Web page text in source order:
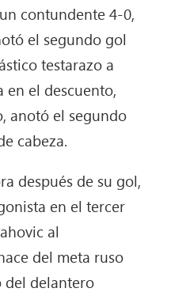
contundente 4-0,
el segundo gol
testarazo a
en el descuento,
anotó el segundo
cabeza.
después de su gol,
en el tercer
al
del meta ruso
del delantero